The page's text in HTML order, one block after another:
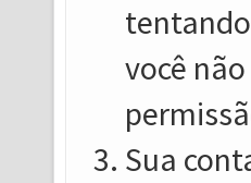
você
Sua